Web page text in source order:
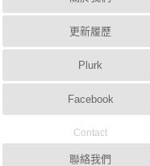
更新履歷
Plurk
Facebook
Contact
聯絡我們